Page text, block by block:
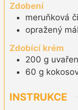
Zdobení
meruňková
opražený
Zdobící krém
200 g
60 g
INSTRUKCE